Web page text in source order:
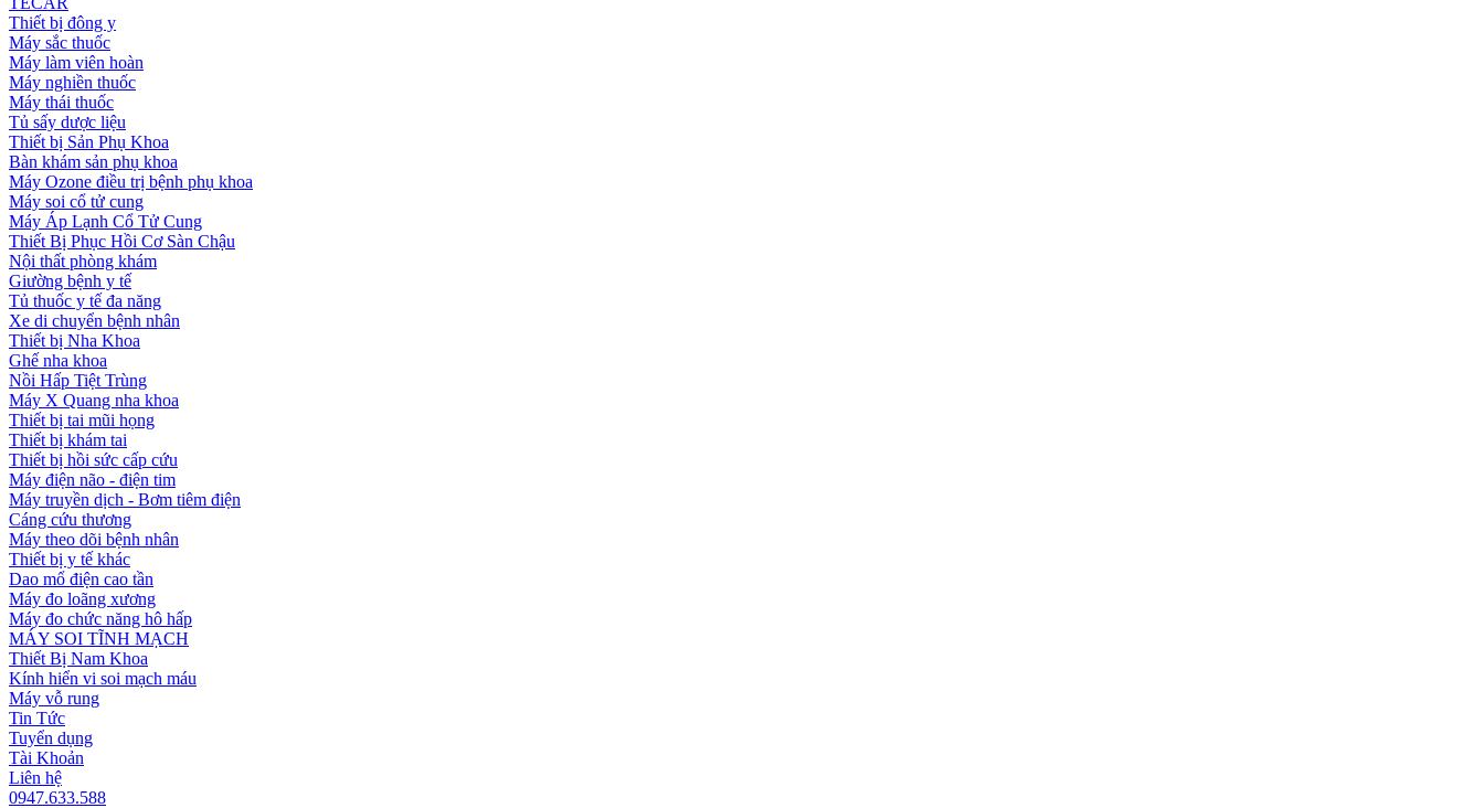
Thiết bị đông y
Máy sắc thuốc
Máy làm viên hoàn
Máy nghiền thuốc
Máy thái thuốc
Tủ sấy dược liệu
Thiết bị Sản Phụ Khoa
Bàn khám sản phụ khoa
Máy Ozone điều trị bệnh phụ khoa
Máy soi cổ tử cung
Máy Áp Lạnh Cổ Tử Cung
Thiết Bị Phục Hồi Cơ Sàn Chậu
Nội thất phòng khám
Giường bệnh y tế
Tủ thuốc y tế đa năng
Xe di chuyển bệnh nhân
Thiết bị Nha Khoa
Ghế nha khoa
Nồi Hấp Tiệt Trùng
Máy X Quang nha khoa
Thiết bị tai mũi họng
Thiết bị khám tai
Thiết bị hồi sức cấp cứu
Máy điện não - điện tim
Máy truyền dịch - Bơm tiêm điện
Cáng cứu thương
Máy theo dõi bệnh nhân
Thiết bị y tế khác
Dao mổ điện cao tần
Máy đo loãng xương
Máy đo chức năng hô hấp
MÁY SOI TĨNH MẠCH
Thiết Bị Nam Khoa
Kính hiển vi soi mạch máu
Máy vỗ rung
Tin Tức
Tuyển dụng
Tài Khoản
Liên hệ
0947.633.588